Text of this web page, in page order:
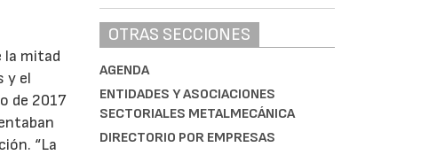
la mitad
y el
de 2017
“La
OTRAS SECCIONES
AGENDA
ENTIDADES Y ASOCIACIONES
SECTORIALES METALMECÁNICA
DIRECTORIO POR EMPRESAS